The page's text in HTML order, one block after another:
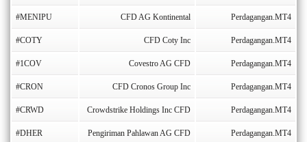
#MENIPU CFD AG Kontinental Perdagangan.MT4
#COTY CFD Coty Inc Perdagangan.MT4
#1COV Covestro AG CFD Perdagangan.MT4
#CRON CFD Cronos Group Inc Perdagangan.MT4
#CRWD Crowdstrike Holdings Inc CFD Perdagangan.MT4
#DHER Pengiriman Pahlawan AG CFD Perdagangan.MT4